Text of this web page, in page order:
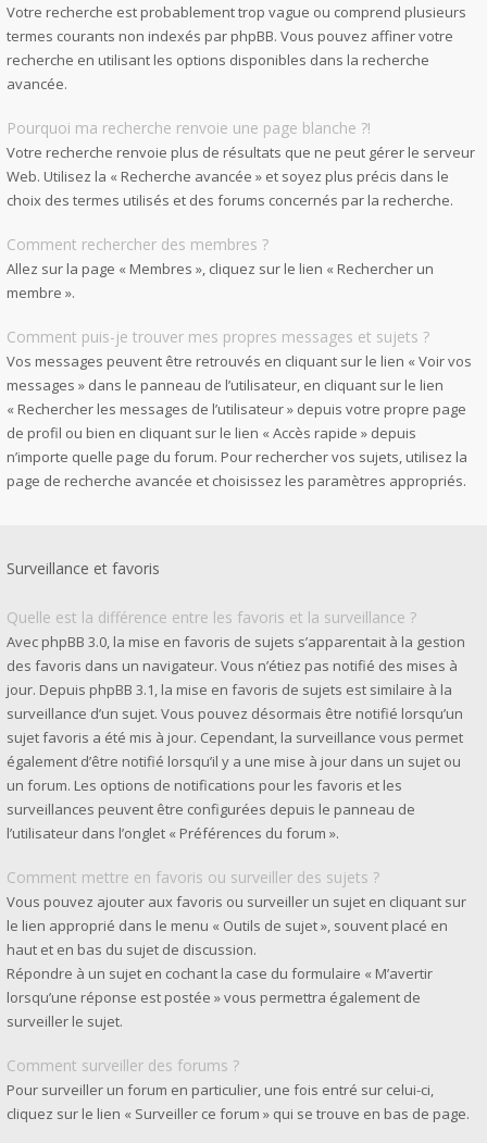
Votre recherche est probablement trop vague ou comprend plusieurs
termes courants non indexés par phpBB. Vous pouvez affiner votre
recherche en utilisant les options disponibles dans la recherche
avancée.
Pourquoi ma recherche renvoie une page blanche ?!
Votre recherche renvoie plus de résultats que ne peut gérer le serveur
Web. Utilisez la « Recherche avancée » et soyez plus précis dans le
choix des termes utilisés et des forums concernés par la recherche.
Comment rechercher des membres ?
Allez sur la page « Membres », cliquez sur le lien « Rechercher un
membre ».
Comment puis-je trouver mes propres messages et sujets ?
Vos messages peuvent être retrouvés en cliquant sur le lien « Voir vos
messages » dans le panneau de l’utilisateur, en cliquant sur le lien
« Rechercher les messages de l’utilisateur » depuis votre propre page
de profil ou bien en cliquant sur le lien « Accès rapide » depuis
n’importe quelle page du forum. Pour rechercher vos sujets, utilisez la
page de recherche avancée et choisissez les paramètres appropriés.
Surveillance et favoris
Quelle est la différence entre les favoris et la surveillance ?
Avec phpBB 3.0, la mise en favoris de sujets s’apparentait à la gestion
des favoris dans un navigateur. Vous n’étiez pas notifié des mises à
jour. Depuis phpBB 3.1, la mise en favoris de sujets est similaire à la
surveillance d’un sujet. Vous pouvez désormais être notifié lorsqu’un
sujet favoris a été mis à jour. Cependant, la surveillance vous permet
également d’être notifié lorsqu’il y a une mise à jour dans un sujet ou
un forum. Les options de notifications pour les favoris et les
surveillances peuvent être configurées depuis le panneau de
l’utilisateur dans l’onglet « Préférences du forum ».
Comment mettre en favoris ou surveiller des sujets ?
Vous pouvez ajouter aux favoris ou surveiller un sujet en cliquant sur
le lien approprié dans le menu « Outils de sujet », souvent placé en
haut et en bas du sujet de discussion.
Répondre à un sujet en cochant la case du formulaire « M’avertir
lorsqu’une réponse est postée » vous permettra également de
surveiller le sujet.
Comment surveiller des forums ?
Pour surveiller un forum en particulier, une fois entré sur celui-ci,
cliquez sur le lien « Surveiller ce forum » qui se trouve en bas de page.